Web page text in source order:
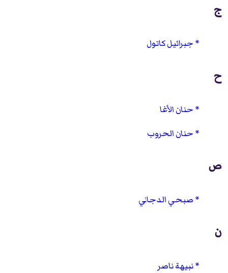
ج
جبرائيل كاتول
ح
حنان الأغا
حنان الحروب
ص
صبحي الدجاني
ن
نبيهة ناصر